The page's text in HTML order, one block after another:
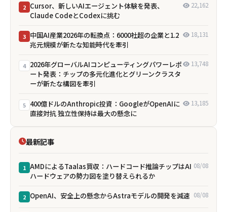
2 Cursor、新しいAIエージェント体験を発表、
Claude CodeとCodexに挑む
22,162
3 中国AI産業2026年の転換点：6000社超の企業と1.2
兆元規模が新たな知能時代を牽引
18,131
4 2026年グローバルAIコンピューティングパワーレポ
ート発表：チップの多元化進化とグリーンクラスタ
ーが新たな構図を牽引
13,748
5 400億ドルのAnthropic投資：GoogleがOpenAIに
直接対抗 独立性保持は最大の懸念に
13,185
最新記事
1 AMDによるTaalas買収：ハードコード推論チップはAI
ハードウェアの勢力図を塗り替えられるか
08/08
2 OpenAI、安全上の懸念からAstraモデルの開発を減速 08/08